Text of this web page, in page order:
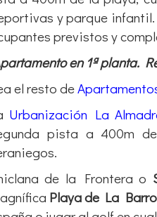
y parque
previstos y
en 1ª planta.
el resto de
Urbanización La
pista a 400m
de la Frontera o
Playa de La